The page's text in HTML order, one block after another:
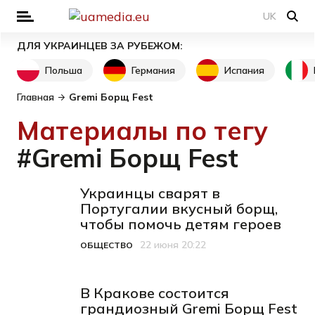
UK
ДЛЯ УКРАИНЦЕВ ЗА РУБЕЖОМ:
Польша
Германия Испания
Главная Gremi Борщ Fest
Материалы по тегу
#Gremi Борщ Fest
Украинцы сварят в
Португалии вкусный борщ,
чтобы помочь детям героев
Категория
ОБЩЕСТВО
Дата публикации
22 июня 20:22
В Кракове состоится
грандиозный Gremi Борщ Fest